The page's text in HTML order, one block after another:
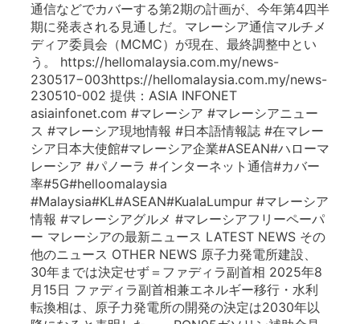
通信などでカバーする第2期の計画が、今年第4四半
期に発表される見通しだ。マレーシア通信マルチメ
ディア委員会（MCMC）が現在、最終調整中とい
う。 https://hellomalaysia.com.my/news-
230517−003https://hellomalaysia.com.my/news-
230510-002 提供：ASIA INFONET
asiainfonet.com #マレーシア #マレーシアニュー
ス #マレーシア現地情報 #日本語情報誌 #在マレー
シア日本大使館#マレーシア企業#ASEAN#ハローマ
レーシア #パノーラ #インターネット通信#カバー
率#5G#helloomalaysia
#Malaysia#KL#ASEAN#KualaLumpur #マレーシア
情報 #マレーシアグルメ #マレーシアフリーペーパ
ー マレーシアの最新ニュース LATEST NEWS その
他のニュース OTHER NEWS 原子力発電所建設、
30年までは決定せず＝ファディラ副首相 2025年8
月15日 ファディラ副首相兼エネルギー移行・水利
転換相は、原子力発電所の開発の決定は2030年以